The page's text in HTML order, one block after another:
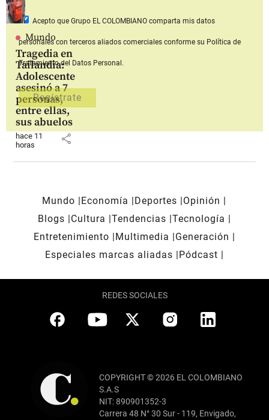
Mundo
Tragedia en
Tailandia:
Adolescente
asesinó a 7
personas,
entre ellas,
sus abuelos
hace 11
horas
share
Acepto que Grupo EL COLOMBIANOcomparta mis datos
personales con terceros aliados comerciales conforme su Política de
Tratamiento del Datos Personal.
Mundo Economía Deportes
Opinión
Blogs
Cultura Tendencias Tecnología
Entretenimiento
Multimedia
Generación
Especiales marcas aliadas
Pódcast
REDES SOCIALES
COPYRIGHT © 2026 EL COLOMBIANO
S.A.S
NIT: 890901352-3
Carrera 48 N° 30 Sur - 119, Envigado,